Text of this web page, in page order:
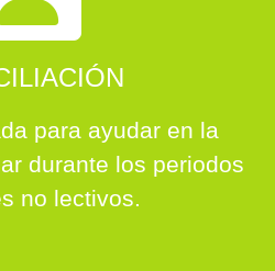
para ayudar en la
durante los periodos
no lectivos.